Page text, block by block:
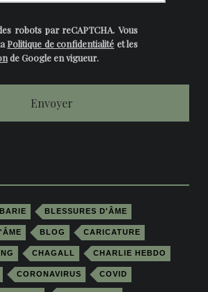
robots par reCAPTCHA. Vous
Politique de confidentialité et les
de Google en vigueur.
BLESSURES D'ÂME
BLOG CARICATURE
CHAGALL CHARLIE HEBDO
CORONAVIRUS COVID